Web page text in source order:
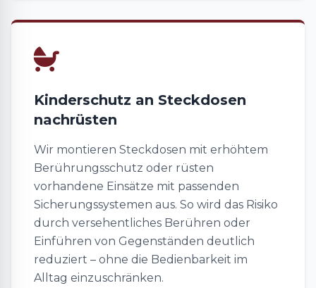
Kinderschutz an Steckdosen
nachrüsten
Wir montieren Steckdosen mit erhöhtem
Berührungsschutz oder rüsten
vorhandene Einsätze mit passenden
Sicherungssystemen aus. So wird das Risiko
durch versehentliches Berühren oder
Einführen von Gegenständen deutlich
reduziert – ohne die Bedienbarkeit im
Alltag einzuschränken.